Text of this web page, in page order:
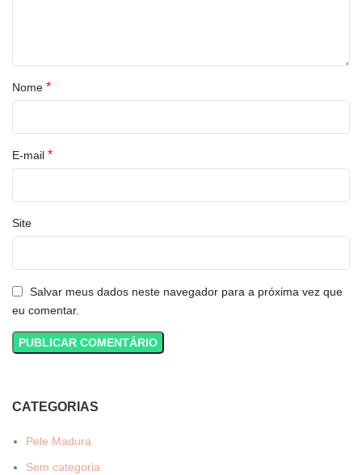
Nome *
E-mail *
Site
Salvar meus dados neste navegador para a próxima vez que
eu comentar.
CATEGORIAS
Pele Madura
Sem categoria